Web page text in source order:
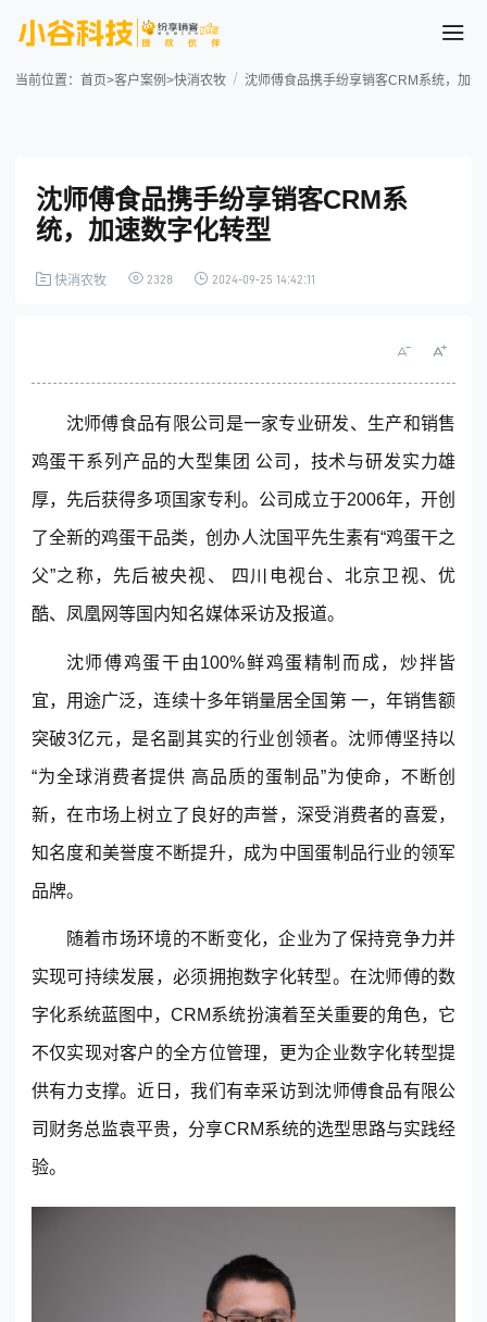
东莞客服热线
18929299059
(每天：8:00 — 22:00 全年无休)
© 2013-2023 scrm.com All Rights Reserved
当前位置：首页>客户案例>快消农牧 沈师傅食品携手纷享销客CRM系统，加速
沈师傅食品携手纷享销客CRM系
统，加速数字化转型
快消农牧 2328 2024-09-25 14:42:11
沈师傅食品有限公司是一家专业研发、生产和销售
鸡蛋干系列产品的大型集团 公司，技术与研发实力雄
厚，先后获得多项国家专利。公司成立于2006年，开创
了全新的鸡蛋干品类，创办人沈国平先生素有“鸡蛋干之
父”之称，先后被央视、 四川电视台、北京卫视、优
酷、凤凰网等国内知名媒体采访及报道。
沈师傅鸡蛋干由100%鲜鸡蛋精制而成，炒拌皆
宜，用途广泛，连续十多年销量居全国第 一，年销售额
突破3亿元，是名副其实的行业创领者。沈师傅坚持以
“为全球消费者提供 高品质的蛋制品”为使命，不断创
新，在市场上树立了良好的声誉，深受消费者的喜爱，
知名度和美誉度不断提升，成为中国蛋制品行业的领军
品牌。
随着市场环境的不断变化，企业为了保持竞争力并
实现可持续发展，必须拥抱数字化转型。在沈师傅的数
字化系统蓝图中，CRM系统扮演着至关重要的角色，它
不仅实现对客户的全方位管理，更为企业数字化转型提
供有力支撑。近日，我们有幸采访到沈师傅食品有限公
司财务总监袁平贵，分享CRM系统的选型思路与实践经
验。